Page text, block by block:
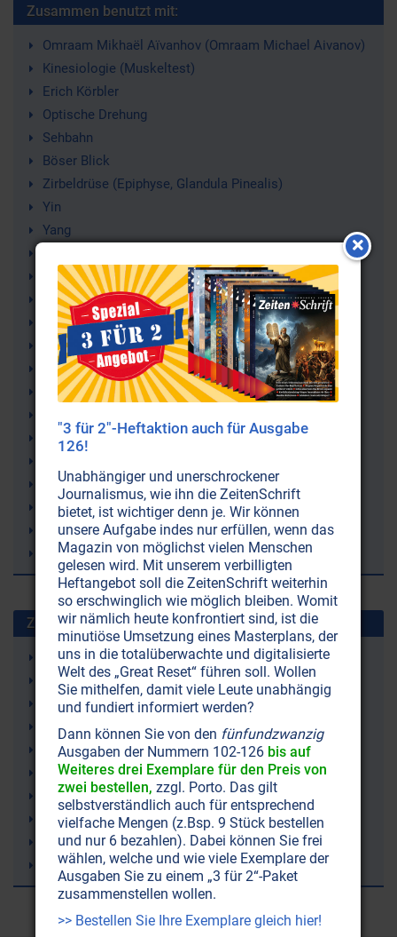
Zusammen benutzt mit:
Omraam Mikhaël Aïvanhov (Omraam Michael Aivanov)
Kinesiologie (Muskeltest)
Erich Körbler
Optische Drehung
Sehbahn
Böser Blick
Zirbeldrüse (Epiphyse, Glandula Pinealis)
Yin
Yang
Sehen, Sehvermögen
Seele
Alice Bailey
Okkultismus
Licht
Immunsystem
Gehirn
Elektrosmog
Bewusstseins-Manipulation
Augen
Alternativ-Wissenschaft
Zuletzt gesuchte Stichworte
Gelenkschmerzen
Ketone (Ketonkörper)
Ketogene Ernährung (Ketose)
Irland
Demenz
rTMS (repetitive Transkranielle Magnetstimulation)
Lithium
Trampolinspringen
Windkraft (Windräder)
Bienen
"3 für 2"-Heftaktion auch für Ausgabe
126!
Unabhängiger und unerschrockener
Journalismus, wie ihn die ZeitenSchrift
bietet, ist wichtiger denn je. Wir können
unsere Aufgabe indes nur erfüllen, wenn das
Magazin von möglichst vielen Menschen
gelesen wird. Mit unserem verbilligten
Heftangebot soll die ZeitenSchrift weiterhin
so erschwinglich wie möglich bleiben. Womit
wir nämlich heute konfrontiert sind, ist die
minutiöse Umsetzung eines Masterplans, der
uns in die totalüberwachte und digitalisierte
Welt des „Great Reset“ führen soll. Wollen
Sie mithelfen, damit viele Leute unabhängig
und fundiert informiert werden?
Dann können Sie von den fünfundzwanzig
Ausgaben der Nummern 102-126 bis auf
Weiteres drei Exemplare für den Preis von
zwei bestellen, zzgl. Porto. Das gilt
selbstverständlich auch für entsprechend
vielfache Mengen (z.Bsp. 9 Stück bestellen
und nur 6 bezahlen). Dabei können Sie frei
wählen, welche und wie viele Exemplare der
Ausgaben Sie zu einem „3 für 2“-Paket
zusammenstellen wollen.
>> Bestellen Sie Ihre Exemplare gleich hier!